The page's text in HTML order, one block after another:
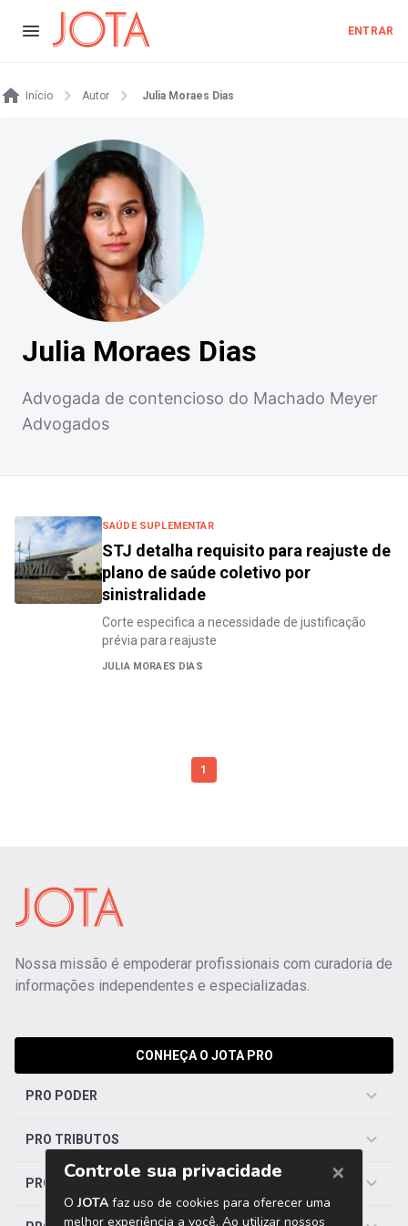
ENTRAR
Início Autor Julia Moraes Dias
Julia Moraes Dias
Advogada de contencioso do Machado Meyer
Advogados
SAÚDE SUPLEMENTAR
STJ detalha requisito para reajuste de
plano de saúde coletivo por
sinistralidade
Corte especifica a necessidade de justificação
prévia para reajuste
JULIA MORAES DIAS
1
Nossa missão é empoderar profissionais com curadoria de
informações independentes e especializadas.
CONHEÇA O JOTA PRO
PRO PODER
PRO TRIBUTOS
PRO TRABALHISTA